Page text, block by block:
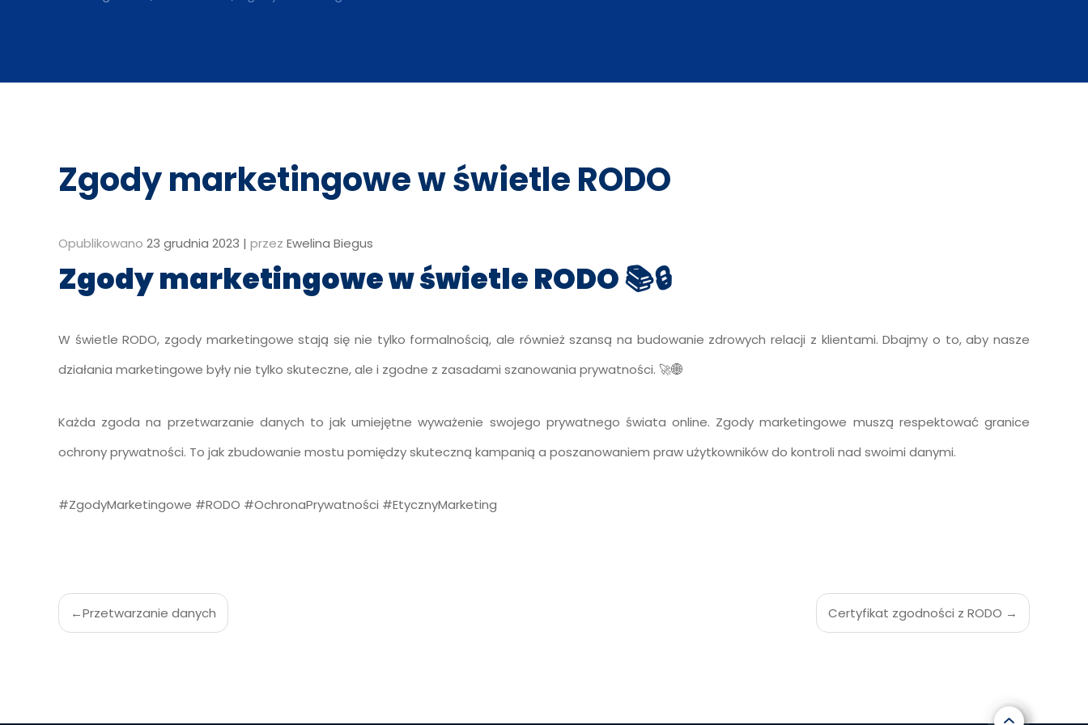
Zgody marketingowe w świetle RODO
Opublikowano 23 grudnia 2023 | przez Ewelina Biegus
Zgody marketingowe w świetle RODO📚🔒
W świetle RODO, zgody marketingowe stają się nie tylko formalnością, ale również szansą na budowanie zdrowych relacji z klientami. Dbajmy o to, aby nasze
działania marketingowe były nie tylko skuteczne, ale i zgodne z zasadami szanowania prywatności. 🚀🌐
Każda zgoda na przetwarzanie danych to jak umiejętne wyważenie swojego prywatnego świata online. Zgody marketingowe muszą respektować granice
ochrony prywatności. To jak zbudowanie mostu pomiędzy skuteczną kampanią a poszanowaniem praw użytkowników do kontroli nad swoimi danymi.
#ZgodyMarketingowe #RODO #OchronaPrywatności #EtycznyMarketing
Nawigacja
Przetwarzanie danych Certyfikat zgodności z RODO